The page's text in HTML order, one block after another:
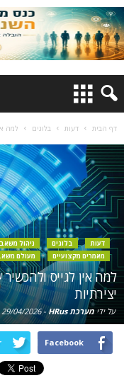
דף הבית דעות בלוגים למה
דעות בלוגים ניהול
מאמרים מקצועיים
מעולם
למה אין לגייס
יצירתיות
על ידי מערכת HRus -
29/04/2026
Facebook